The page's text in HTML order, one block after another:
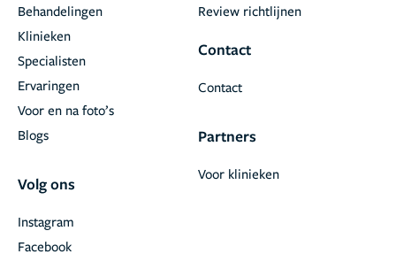
Behandelingen
Klinieken
Specialisten
Ervaringen
Voor en na foto’s
Blogs
Volg ons
Facebook
Instagram
Review richtlijnen
Contact
Contact
Partners
Voor klinieken